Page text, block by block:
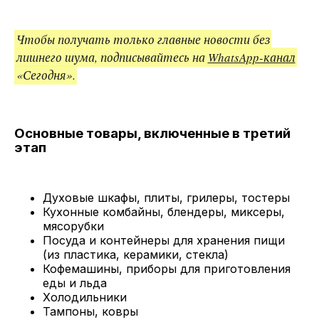
Чтобы получать только главные новости без
лишнего шума, подписывайтесь на WhatsApp-канал
«Сегодня».
Основные товары, включенные в третий
этап
Духовые шкафы, плиты, грилеры, тостеры
Кухонные комбайны, блендеры, миксеры,
мясорубки
Посуда и контейнеры для хранения пищи
(из пластика, керамики, стекла)
Кофемашины, приборы для приготовления
еды и льда
Холодильники
Тампоны, ковры